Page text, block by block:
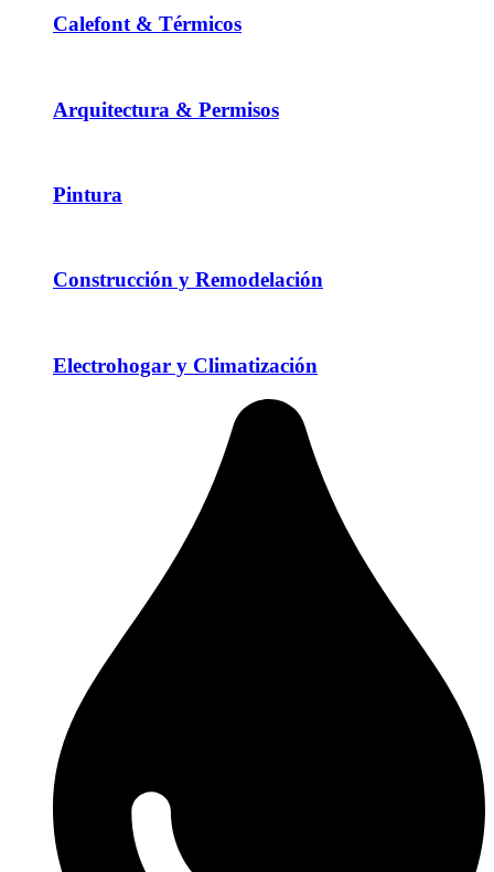
Calefont & Térmicos
Arquitectura & Permisos
Pintura
Construcción y Remodelación
Electrohogar y Climatización